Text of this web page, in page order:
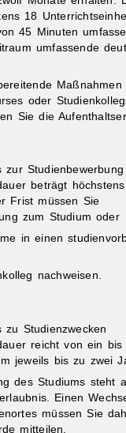
18
45 Minuten
umfassende
oder
Sie die
zur Studienbewerbung
beträgt
Frist müssen Sie
zum Studium oder
in einen
nachweisen.
zu Studienzwecken
reicht von ein
jeweils bis zu zwei
des Studiums steht
Einen
müssen Sie
mitteilen.